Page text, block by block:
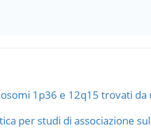
1p36 e 12q15 trovati
per studi di associazione